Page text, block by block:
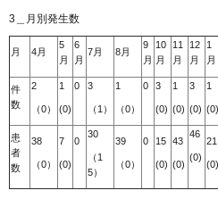
3＿月別発生数
月 4月
5
月
6
月
7月 8月
9
月
10
月
11
月
12
月
1
月
件
数
2
（0）
1
(0)
0 3
（1）
1
（0）
0 3
(0)
1
(0)
3
(0)
1
(0)
患
者
数
38
（0）
7
(0)
0
30
（1
5）
39
（0）
0 15
(0)
43
(0)
46
(0)
21
(0)